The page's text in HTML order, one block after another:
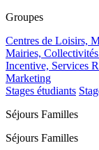
Groupes
Centres de Loisirs,
Mairies,
Incentive, Services
Marketing
Stages étudiants
Séjours Familles
Séjours Familles